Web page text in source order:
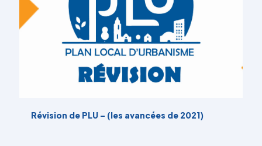
Révision de PLU – (les avancées de 2021)